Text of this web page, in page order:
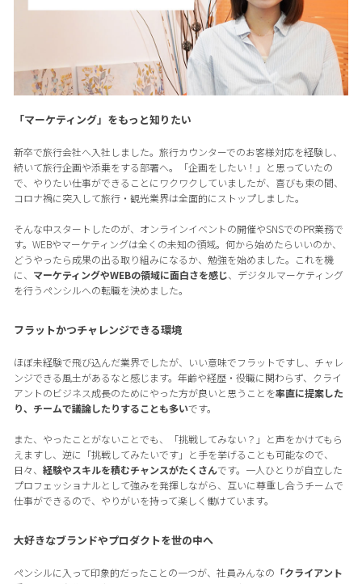
「マーケティング」をもっと知りたい
新卒で旅行会社へ入社しました。旅行カウンターでのお客様対応を経験し、
続いて旅行企画や添乗をする部署へ。「企画をしたい！」と思っていたの
で、やりたい仕事ができることにワクワクしていましたが、喜びも束の間、
コロナ禍に突入して旅行・観光業界は全面的にストップしました。
そんな中スタートしたのが、オンラインイベントの開催やSNSでのPR業務で
す。WEBやマーケティングは全くの未知の領域。何から始めたらいいのか、
どうやったら成果の出る取り組みになるか、勉強を始めました。これを機
に、 マーケティングやWEBの領域に面白さを感じ、デジタルマーケティング
を行うペンシルへの転職を決めました。
フラットかつチャレンジできる環境
ほぼ未経験で飛び込んだ業界でしたが、いい意味でフラットですし、チャレ
ンジできる風土があるなと感じます。年齢や経歴・役職に関わらず、クライ
アントのビジネス成長のためにやった方が良いと思うことを率直に提案した
り、チームで議論したりすることも多いです。
また、やったことがないことでも、「挑戦してみない？」と声をかけてもら
えますし、逆に「挑戦してみたいです」と手を挙げることも可能なので、
日々、 経験やスキルを積むチャンスがたくさんです。一人ひとりが自立した
プロフェッショナルとして強みを発揮しながら、互いに尊重し合うチームで
仕事ができるので、やりがいを持って楽しく働けています。
大好きなブランドやプロダクトを世の中へ
ペンシルに入って印象的だったことの一つが、社員みんなの 「クライアント